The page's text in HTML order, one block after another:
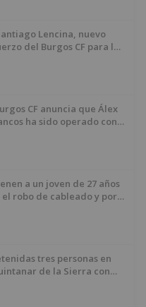
Lencina, nuevo
del Burgos CF para la
CF anuncia que Álex
ha sido operado con
a un joven de 27 años
el robo de cableado y por
tres personas en
de la Sierra con